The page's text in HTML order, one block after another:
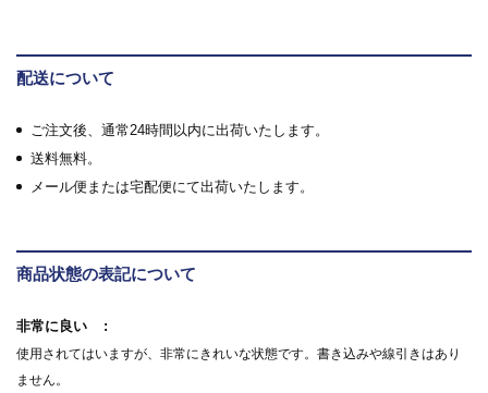
配送について
ご注文後、通常24時間以内に出荷いたします。
送料無料。
メール便または宅配便にて出荷いたします。
商品状態の表記について
非常に良い
使用されてはいますが、非常にきれいな状態です。書き込みや線引きはあり
ません。